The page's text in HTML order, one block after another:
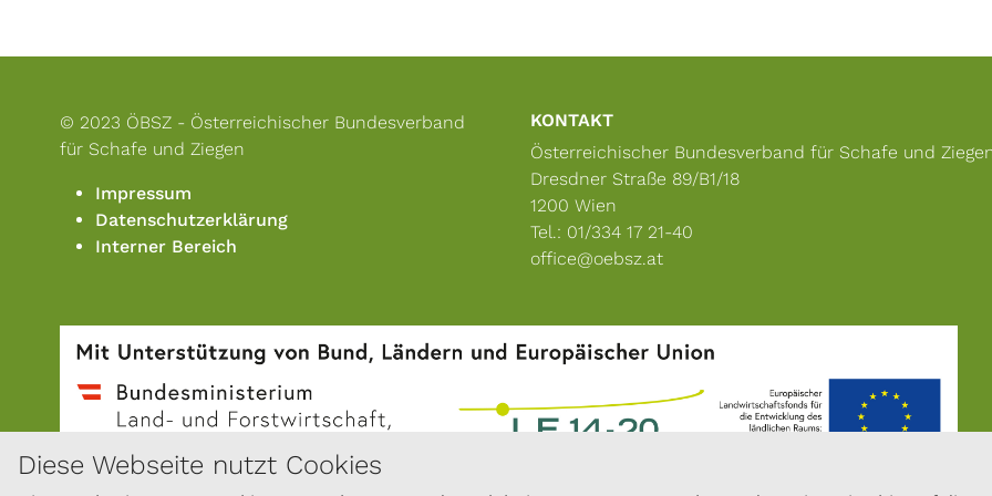
Diese Webseite nutzt Cookies
© 2023 ÖBSZ - Österreichischer Bundesverband
für Schafe und Ziegen
Impressum
Datenschutzerklärung
Interner Bereich
KONTAKT
Österreichischer Bundesverband für Schafe und
Dresdner Straße 89/B1/18
1200 Wien
Tel.: 01/334 17 21-40
office@oebsz.at